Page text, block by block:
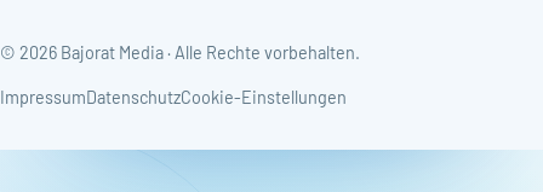
© 2026 Bajorat Media · Alle Rechte vorbehalten.
ImpressumDatenschutzCookie-Einstellungen